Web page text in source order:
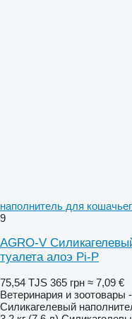
наполнитель для
9
AGRO-V
туалета алоэ Pi-P
75,54 TJS 365 грн ≈ 7,09 €
Ветеринария и зоотовары
Силикагелевый